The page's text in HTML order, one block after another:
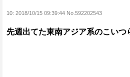
10: 2018/10/15 09:39:44 No.592202543
先週出てた東南アジア系のこいつ